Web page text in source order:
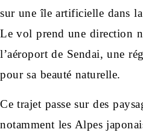
sur une île artificielle dans la
Le vol prend une direction
l’aéroport de Sendai, une
pour sa beauté naturelle.
Ce trajet passe sur des
notamment les Alpes